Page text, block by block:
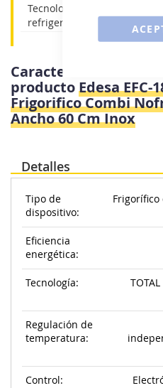
Tecnología: TOTAL No Frost
refrigerador
Características e
productoEdesa EFC-
Frigorifico Combi
Ancho 60 Cm Inox
Detalles
Tipo de
dispositivo:
Frigorífico
Eficiencia
energética:
Tecnología:
Regulación de
temperatura:
Control: